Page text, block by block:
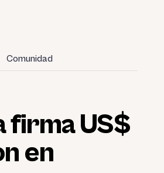
Comunidad
firma US$
en